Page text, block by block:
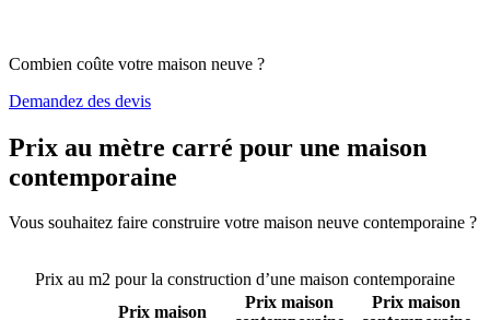
Combien coûte votre maison neuve ?
Demandez des devis
Prix au mètre carré pour une maison
contemporaine
Vous souhaitez faire construire votre maison neuve contemporaine ?
Prix au m2 pour la construction d’une maison contemporaine
Prix maison
Prix maison
Prix maison